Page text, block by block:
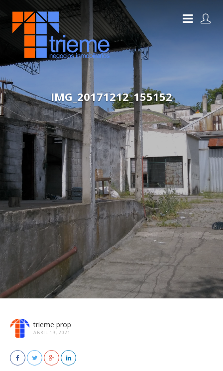
IMG_20171212_155152
trieme prop
ABRIL 19, 2021